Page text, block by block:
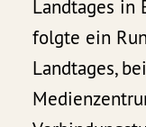
Landtages in
folgte ein
Landtages,